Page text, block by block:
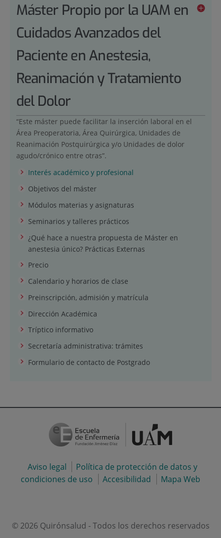
Máster Propio por la UAM en
Cuidados Avanzados del
Paciente en Anestesia,
Reanimación y Tratamiento
del Dolor
“Este máster puede facilitar la inserción laboral en el
Área Preoperatoria, Área Quirúrgica, Unidades de
Reanimación Postquirúrgica y/o Unidades de dolor
agudo/crónico entre otras”.
Interés académico y profesional
Objetivos del máster
Módulos materias y asignaturas
Seminarios y talleres prácticos
¿Qué hace a nuestra propuesta de Máster en
anestesia único? Prácticas Externas
Precio
Calendario y horarios de clase
Preinscripción, admisión y matrícula
Dirección Académica
Tríptico informativo
Secretaría administrativa: trámites
Formulario de contacto de Postgrado
Aviso legal
Política de protección de datos y
condiciones de uso
Accesibilidad Mapa Web
© 2026 Quirónsalud - Todos los derechos reservados